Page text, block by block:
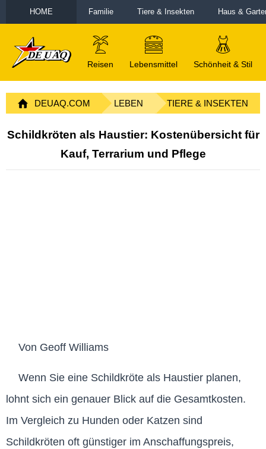
HOME Familie Tiere & Insekten Haus &
Reisen Lebensmittel Schönheit & Stil
DEUAQ.COM LEBEN TIERE & INSEKTEN
Schildkröten als Haustier: Kostenübersicht für
Kauf, Terrarium und Pflege
Von Geoff Williams
Wenn Sie eine Schildkröte als Haustier planen,
lohnt sich ein genauer Blick auf die Gesamtkosten.
Im Vergleich zu Hunden oder Katzen sind
Schildkröten oft günstiger im Anschaffungspreis,